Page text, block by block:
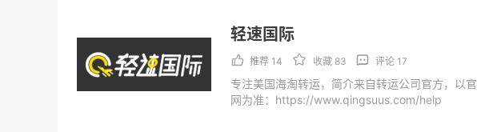
轻速国际
推荐 14 收藏 83 评论 17
专注美国海淘转运，简介来自转运公司官方，以官
网为准：https://www.qingsuus.com/help